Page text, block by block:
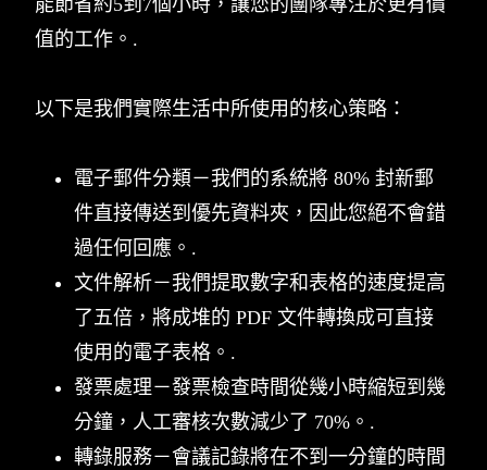
能節省約5到7個小時，讓您的團隊專注於更有價
值的工作。.
以下是我們實際生活中所使用的核心策略：
電子郵件分類－我們的系統將 80% 封新郵
件直接傳送到優先資料夾，因此您絕不會錯
過任何回應。.
文件解析－我們提取數字和表格的速度提高
了五倍，將成堆的 PDF 文件轉換成可直接
使用的電子表格。.
發票處理－發票檢查時間從幾小時縮短到幾
分鐘，人工審核次數減少了 70%。.
轉錄服務－會議記錄將在不到一分鐘的時間